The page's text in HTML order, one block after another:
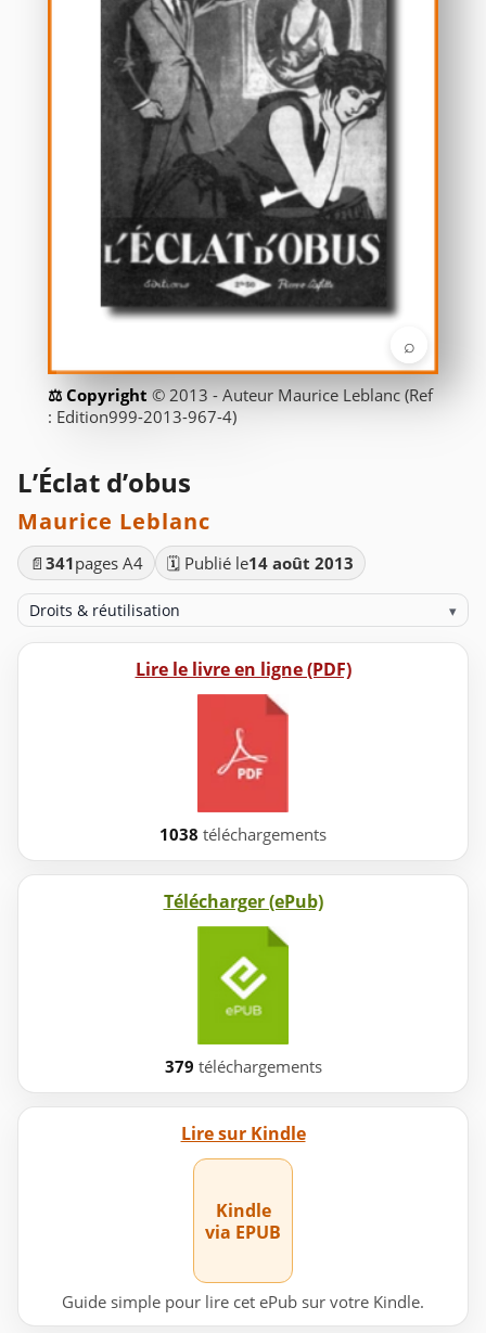
⌕
© 2013 - Auteur Maurice Leblanc (Ref
: Edition999-2013-967-4)
L’Éclat d’obus
Maurice Leblanc
📄 341pages A4 🗓️ Publié le14 août 2013
Droits & réutilisation ▾
Lire le livre en ligne (PDF)
1038 téléchargements
Télécharger (ePub)
379 téléchargements
Lire sur Kindle
Kindle
via EPUB
Guide simple pour lire cet ePub sur votre Kindle.